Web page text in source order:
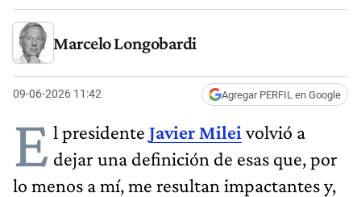
Marcelo Longobardi
09-06-2026 11:42 Agregar PERFIL en Google
E l presidente Javier Milei volvió a
dejar una definición de esas que, por
lo menos a mí, me resultan impactantes y,